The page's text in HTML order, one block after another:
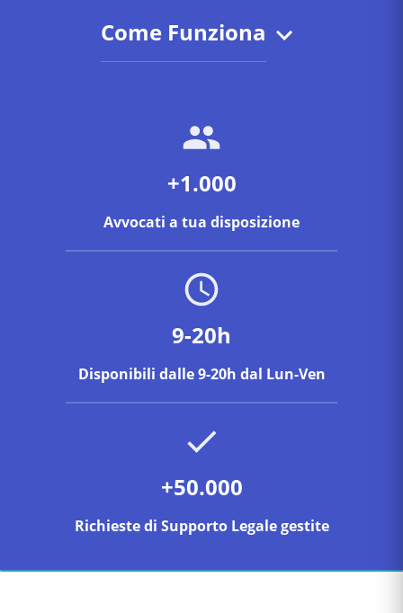
Come Funziona
+1.000
Avvocati a tua disposizione
9-20h
Disponibili dalle 9-20h dal Lun-Ven
+50.000
Richieste di Supporto Legale gestite